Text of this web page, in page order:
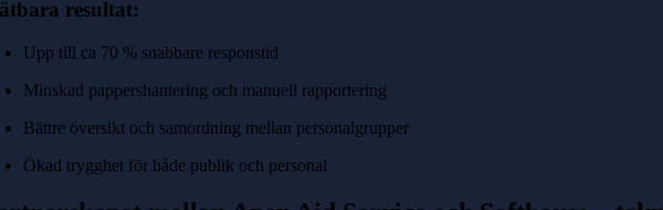
resultat:
Upp till ca 70 % snabbare responstid
Minskad pappershantering och manuell rapportering
Bättre översikt och samordning mellan personalgrupper
Ökad trygghet för både publik och personal